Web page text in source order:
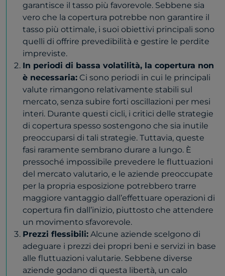
garantisce il tasso più favorevole. Sebbene sia
vero che la copertura potrebbe non garantire il
tasso più ottimale, i suoi obiettivi principali sono
quelli di offrire prevedibilità e gestire le perdite
impreviste.
In periodi di bassa volatilità, la copertura non
è necessaria: Ci sono periodi in cui le principali
valute rimangono relativamente stabili sul
mercato, senza subire forti oscillazioni per mesi
interi. Durante questi cicli, i critici delle strategie
di copertura spesso sostengono che sia inutile
preoccuparsi di tali strategie. Tuttavia, queste
fasi raramente sembrano durare a lungo. È
pressoché impossibile prevedere le fluttuazioni
del mercato valutario, e le aziende preoccupate
per la propria esposizione potrebbero trarre
maggiore vantaggio dall’effettuare operazioni di
copertura fin dall’inizio, piuttosto che attendere
un movimento sfavorevole.
Prezzi flessibili: Alcune aziende scelgono di
adeguare i prezzi dei propri beni e servizi in base
alle fluttuazioni valutarie. Sebbene diverse
aziende godano di questa libertà, un calo